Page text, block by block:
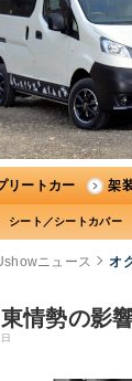
リートカー 架
シート／シートカバー
ニュース オ
東情勢の影